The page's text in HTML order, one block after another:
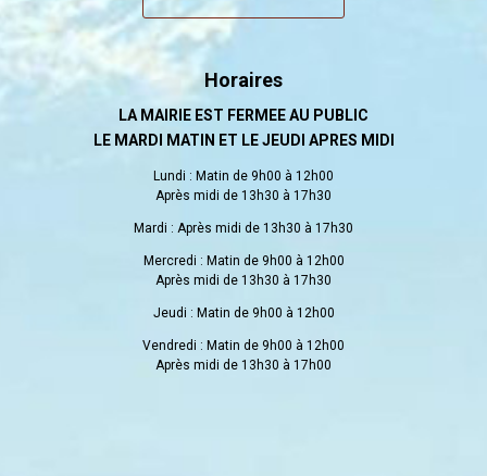
Horaires
LA MAIRIE EST FERMEE AU PUBLIC
LE MARDI MATIN ET LE JEUDI APRES MIDI
Lundi : Matin de 9h00 à 12h00
Après midi de 13h30 à 17h30
Mardi : Après midi de 13h30 à 17h30
Mercredi : Matin de 9h00 à 12h00
Après midi de 13h30 à 17h30
Jeudi : Matin de 9h00 à 12h00
Vendredi : Matin de 9h00 à 12h00
Après midi de 13h30 à 17h00